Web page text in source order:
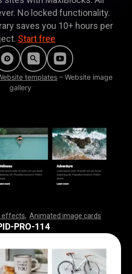
No locked functionality.
saves you 10+ hours per
Start free
templates – Website image
gallery
effects ,Animated image cards
,,,,,,,, ,,,,,,,,,,,,,,,,,,,,,,,,,
,,,,,,,, ,,,,,,,,,,,,,,,,,,,,,,,,,
,,,,,,,, ,,,,,,,,,,,,,,,,,,,,,,,
PRO-114